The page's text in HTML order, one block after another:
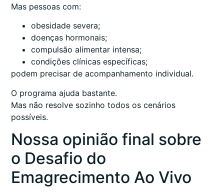
Mas pessoas com:
obesidade severa;
doenças hormonais;
compulsão alimentar intensa;
condições clínicas específicas;
podem precisar de acompanhamento individual.
O programa ajuda bastante.
Mas não resolve sozinho todos os cenários
possíveis.
Nossa opinião final sobre
o Desafio do
Emagrecimento Ao Vivo